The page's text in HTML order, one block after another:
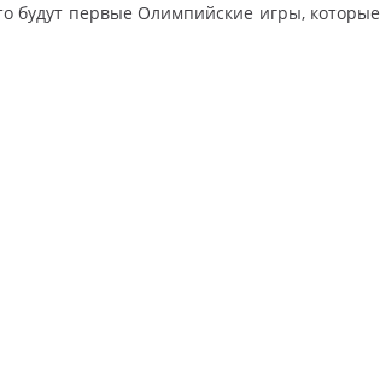
будут первые Олимпийские игры, которые